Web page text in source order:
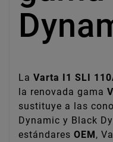
La Varta I1 SLI
la renovada gama
sustituye a las
Dynamic y Black
estándares OEM,